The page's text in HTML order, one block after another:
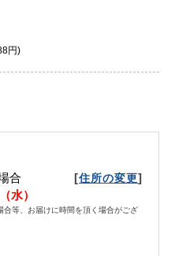
円)
合 [住所の変更]
水）
等、お届けに時間を頂く場合がござ